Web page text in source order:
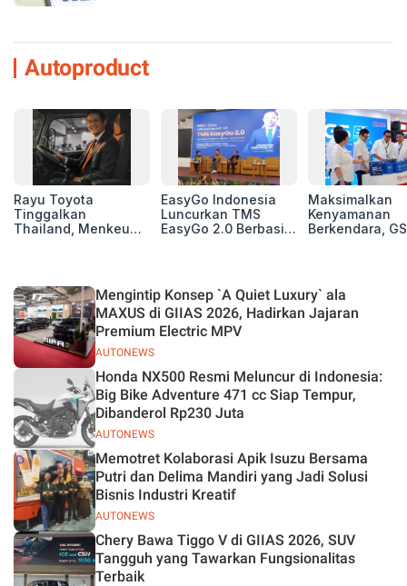
Autoproduct
Rayu Toyota
Tinggalkan
Thailand, Menkeu
Basis Produksi
ASEAN
EasyGo Indonesia
Luncurkan TMS
EasyGo 2.0 Berbasis
Maksimalkan
Kenyamanan
Berkendara,
2026
AUTONEWS
Mengintip Konsep `A Quiet Luxury` ala
MAXUS di GIIAS 2026, Hadirkan Jajaran
Premium Electric MPV
AUTONEWS
Honda NX500 Resmi Meluncur di Indonesia:
Big Bike Adventure 471 cc Siap Tempur,
Dibanderol Rp230 Juta
AUTONEWS
Memotret Kolaborasi Apik Isuzu Bersama
Putri dan Delima Mandiri yang Jadi Solusi
Bisnis Industri Kreatif
Chery Bawa Tiggo V di GIIAS 2026, SUV
Tangguh yang Tawarkan Fungsionalitas
Terbaik